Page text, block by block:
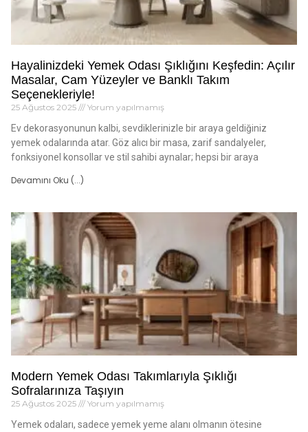
Hayalinizdeki Yemek Odası Şıklığını Keşfedin: Açılır
Masalar, Cam Yüzeyler ve Banklı Takım
Seçenekleriyle!
25 Ağustos 2025 Yorum yapılmamış
Ev dekorasyonunun kalbi, sevdiklerinizle bir araya geldiğiniz
yemek odalarında atar. Göz alıcı bir masa, zarif sandalyeler,
fonksiyonel konsollar ve stil sahibi aynalar; hepsi bir araya
Devamını Oku (...)
Modern Yemek Odası Takımlarıyla Şıklığı
Sofralarınıza Taşıyın
25 Ağustos 2025 Yorum yapılmamış
Yemek odaları, sadece yemek yeme alanı olmanın ötesine